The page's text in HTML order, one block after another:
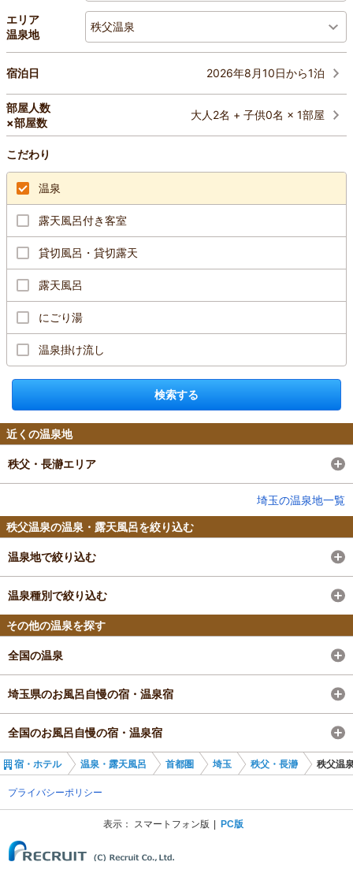
エリア
温泉地
秩父温泉
宿泊日 2026年8月10日から1泊
部屋人数
×部屋数
大人2名 + 子供0名 × 1部屋
こだわり
温泉
露天風呂付き客室
貸切風呂・貸切露天
露天風呂
にごり湯
温泉掛け流し
検索する
近くの温泉地
秩父・長瀞エリア
埼玉の温泉地一覧
秩父温泉の温泉・露天風呂を絞り込む
温泉地で絞り込む
温泉種別で絞り込む
その他の温泉を探す
全国の温泉
埼玉県のお風呂自慢の宿・温泉宿
全国のお風呂自慢の宿・温泉宿
宿・ホテル 温泉・露天風呂 首都圏 埼玉 秩父・長瀞 秩父温
プライバシーポリシー
表示： スマートフォン版 PC版